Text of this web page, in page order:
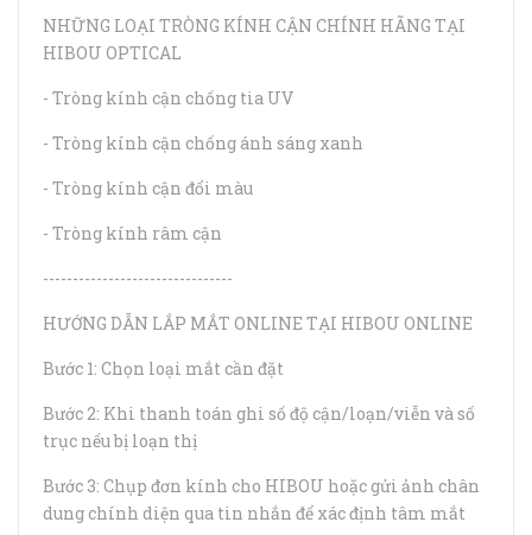
NHỮNG LOẠI TRÒNG KÍNH CẬN CHÍNH HÃNG TẠI
HIBOU OPTICAL
- Tròng kính cận chống tia UV
- Tròng kính cận chống ánh sáng xanh
- Tròng kính cận đổi màu
- Tròng kính râm cận
--------------------------------
HƯỚNG DẪN LẮP MẮT ONLINE TẠI HIBOU ONLINE
Bước 1: Chọn loại mắt cần đặt
Bước 2: Khi thanh toán ghi số độ cận/loạn/viễn và số
trục nếu bị loạn thị
Bước 3: Chụp đơn kính cho HIBOU hoặc gửi ảnh chân
dung chính diện qua tin nhắn để xác định tâm mắt